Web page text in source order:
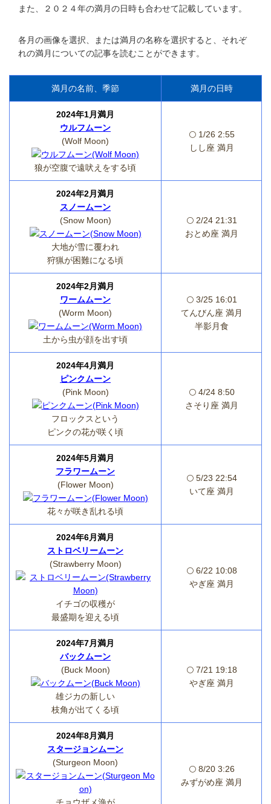
また、２０２４年の満月の日時も合わせて記載しています。
各月の画像を選択、または満月の名称を選択すると、それぞ
れの満月についての記事を読むことができます。
満月の名前、季節 満月の日時
2024年1月満月
ウルフムーン
(Wolf Moon)
狼が空腹で遠吠えをする頃
🌕 1/26 2:55
しし座 満月
2024年2月満月
スノームーン
(Snow Moon)
大地が雪に覆われ
狩猟が困難になる頃
🌕 2/24 21:31
おとめ座 満月
2024年2月満月
ワームムーン
(Worm Moon)
土から虫が顔を出す頃
🌕 3/25 16:01
てんびん座 満月
半影月食
2024年4月満月
ピンクムーン
(Pink Moon)
フロックスという
ピンクの花が咲く頃
🌕 4/24 8:50
さそり座 満月
2024年5月満月
フラワームーン
(Flower Moon)
花々が咲き乱れる頃
🌕 5/23 22:54
いて座 満月
2024年6月満月
ストロベリームーン
(Strawberry Moon)
イチゴの収穫が
最盛期を迎える頃
🌕 6/22 10:08
やぎ座 満月
2024年7月満月
バックムーン
(Buck Moon)
雄ジカの新しい
枝角が出てくる頃
🌕 7/21 19:18
やぎ座 満月
2024年8月満月
スタージョンムーン
(Sturgeon Moon)
🌕 8/20 3:26
みずがめ座 満月